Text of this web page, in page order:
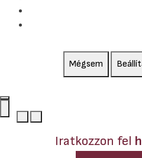
Mégsem
Iratkozzon fel